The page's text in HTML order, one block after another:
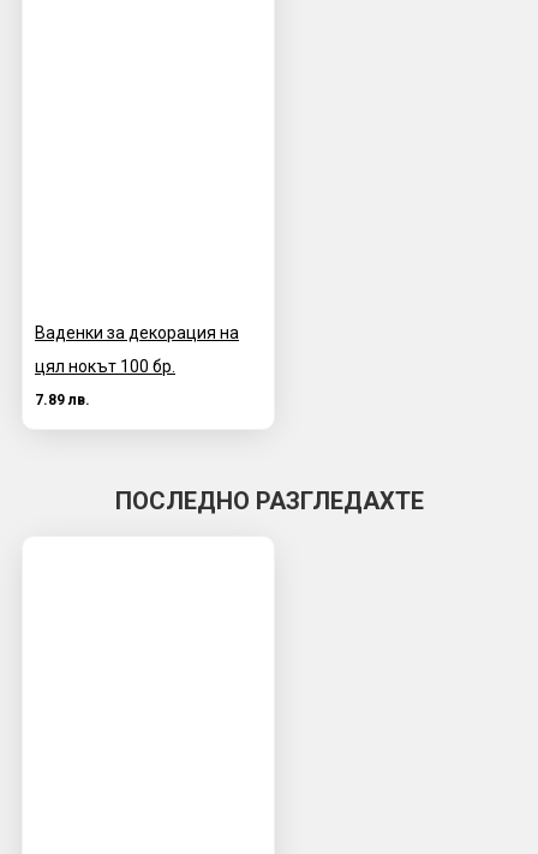
Ваденки за декорация на
цял нокът 100 бр.
7.89 лв.
ПОСЛЕДНО РАЗГЛЕДАХТЕ